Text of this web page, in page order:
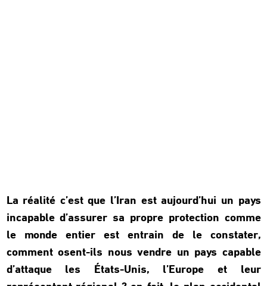
La réalité c’est que l’Iran est aujourd’hui un pays
incapable d’assurer sa propre protection comme
le monde entier est entrain de le constater,
comment osent-ils nous vendre un pays capable
d’attaque les États-Unis, l’Europe et leur